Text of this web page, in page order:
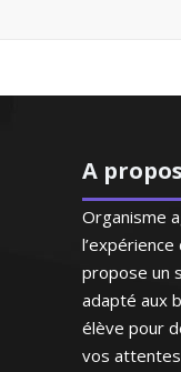
J'aurai
G.M (Strasbourg,
en première L)
je prodigue des cours
matière de design
design des produits). Ma
combine
la pratique pour un
optimal
A propos
Organisme
propose un
adapté aux
élève pour
vos